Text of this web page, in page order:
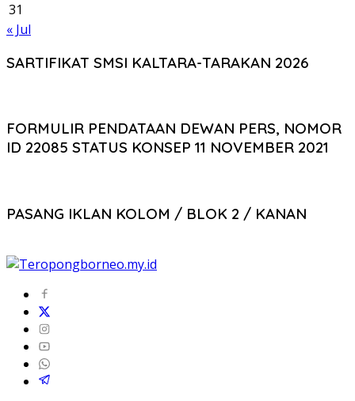
31
« Jul
SARTIFIKAT SMSI KALTARA-TARAKAN 2026
FORMULIR PENDATAAN DEWAN PERS, NOMOR
ID 22085 STATUS KONSEP 11 NOVEMBER 2021
PASANG IKLAN KOLOM / BLOK 2 / KANAN